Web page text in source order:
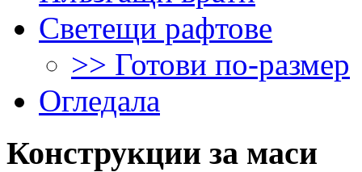
Светещи рафтове
>> Готови по-размер
Огледала
Конструкции за маси